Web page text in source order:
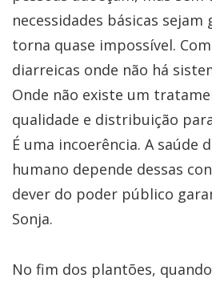
necessidades básicas sejam
torna quase impossível.
diarreicas onde não há
Onde não existe um
qualidade e distribuição
É uma incoerência. A saúde
humano depende dessas
dever do poder público
Sonja.
​No fim dos plantões,